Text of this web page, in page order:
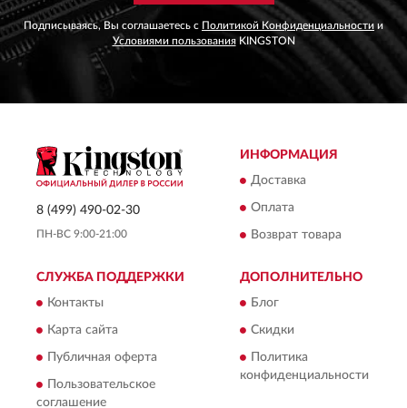
Подписываясь, Вы соглашаетесь с Политикой Конфиденциальности и
Условиями пользованияKINGSTON
8 (499) 490-02-30
ПН-ВС 9:00-21:00
ИНФОРМАЦИЯ
Доставка
Оплата
Возврат товара
СЛУЖБА ПОДДЕРЖКИ
Контакты
Карта сайта
Публичная оферта
Пользовательское
соглашение
ДОПОЛНИТЕЛЬНО
Блог
Скидки
Политика
конфиденциальности